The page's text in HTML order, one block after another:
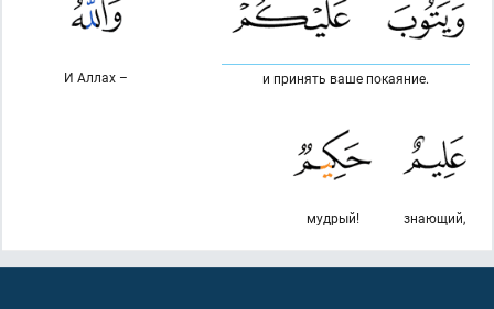
и принять ваше покаяние.
И Аллах –
знающий,
мудрый!